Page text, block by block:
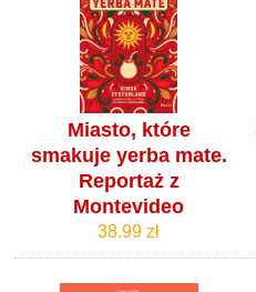
Miasto, które
smakuje yerba mate.
Reportaż z
Montevideo
38.99 zł